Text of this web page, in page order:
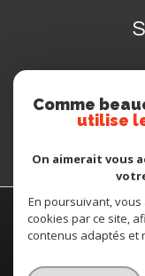
© 2026 | Tous
Plan du site
Mentions
Site
un
Comme
utilise
On aimerait vous
En poursuivant,
cookies par ce site,
contenus adaptés et